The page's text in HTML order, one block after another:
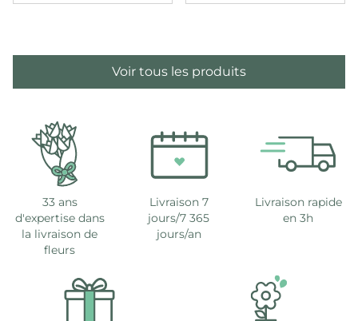
Voir tous les produits
33 ans
d'expertise dans
la livraison de
fleurs
Livraison 7
jours/7 365
jours/an
Livraison rapide
en 3h